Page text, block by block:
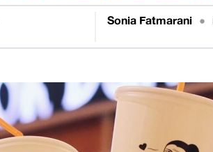
Sonia Fatmarani •